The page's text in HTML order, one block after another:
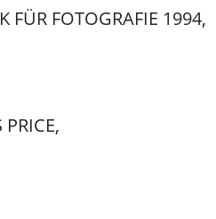
FÜR FOTOGRAFIE 1994,